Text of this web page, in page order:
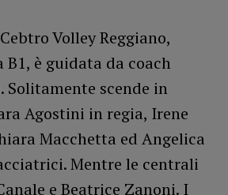
Volley Reggiano,
B1, è guidata da coach
Solitamente scende in
Agostini in regia, Irene
Macchetta ed Angelica
Mentre le centrali
e Beatrice Zanoni. I